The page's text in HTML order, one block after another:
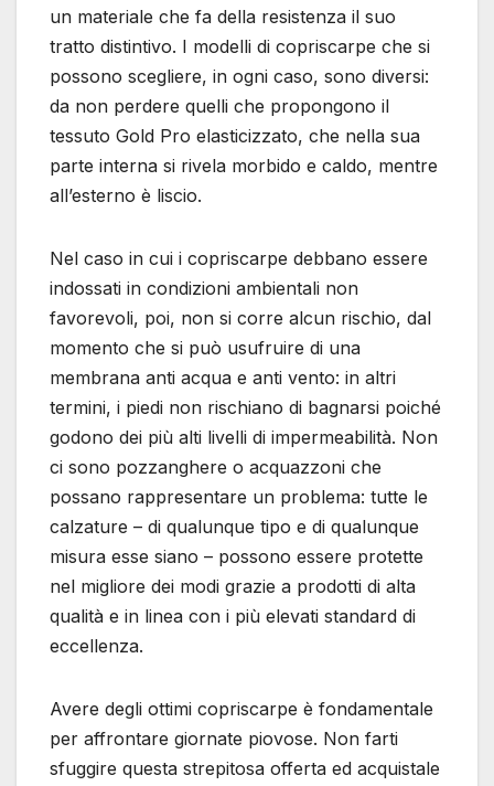
un materiale che fa della resistenza il suo
tratto distintivo. I modelli di copriscarpe che si
possono scegliere, in ogni caso, sono diversi:
da non perdere quelli che propongono il
tessuto Gold Pro elasticizzato, che nella sua
parte interna si rivela morbido e caldo, mentre
all’esterno è liscio.
Nel caso in cui i copriscarpe debbano essere
indossati in condizioni ambientali non
favorevoli, poi, non si corre alcun rischio, dal
momento che si può usufruire di una
membrana anti acqua e anti vento: in altri
termini, i piedi non rischiano di bagnarsi poiché
godono dei più alti livelli di impermeabilità. Non
ci sono pozzanghere o acquazzoni che
possano rappresentare un problema: tutte le
calzature – di qualunque tipo e di qualunque
misura esse siano – possono essere protette
nel migliore dei modi grazie a prodotti di alta
qualità e in linea con i più elevati standard di
eccellenza.
Avere degli ottimi copriscarpe è fondamentale
per affrontare giornate piovose. Non farti
sfuggire questa strepitosa offerta ed acquistale